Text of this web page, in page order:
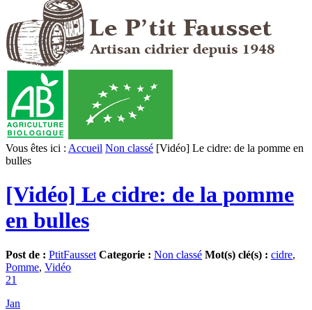
Vous êtes ici : Accueil Non classé [Vidéo] Le cidre: de la pomme en
bulles
[Vidéo] Le cidre: de la pomme
en bulles
Post de : PtitFausset Categorie : Non classé Mot(s) clé(s) : cidre,
Pomme, Vidéo
21
Jan